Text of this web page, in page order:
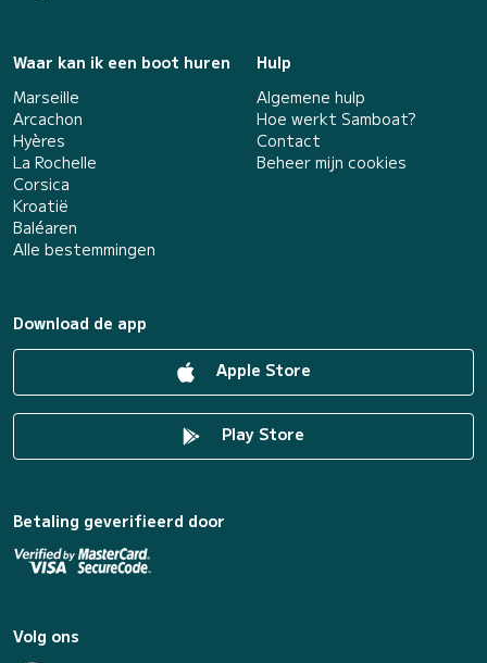
Waar kan ik een boot huren
Marseille
Arcachon
Hyères
La Rochelle
Corsica
Kroatië
Baléaren
Alle bestemmingen
Hulp
Algemene hulp
Hoe werkt Samboat?
Contact
Beheer mijn cookies
Download de app
Apple Store
Play Store
Betaling geverifieerd door
Volg ons